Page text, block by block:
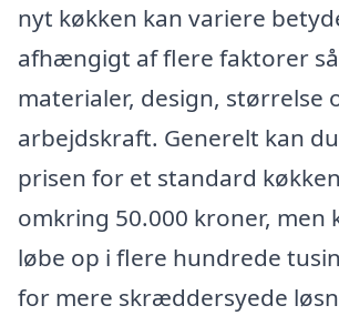
nyt køkken kan variere
afhængigt af flere faktorer
materialer, design, størrelse
arbejdskraft. Generelt kan
prisen for et standard
omkring 50.000 kroner, men
løbe op i flere hundrede
for mere skræddersyede